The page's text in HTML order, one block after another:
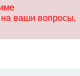
на ваши вопросы,